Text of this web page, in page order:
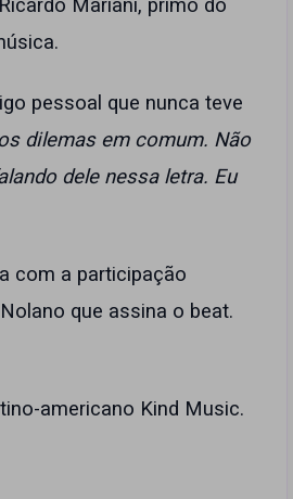
Mariani, primo do
pessoal que nunca teve
dilemas em comum. Não
dele nessa letra. Eu
com a participação
que assina o beat.
americano Kind Music.